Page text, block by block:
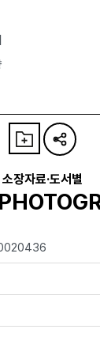
소장자료·도서별